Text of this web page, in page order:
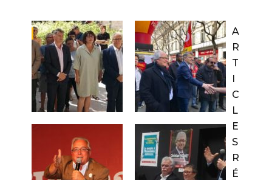
A
R
T
I
C
L
E
S
R
É